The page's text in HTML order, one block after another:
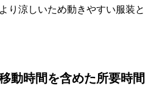
り涼しいため動きやすい服装と
動時間を含めた所要時間